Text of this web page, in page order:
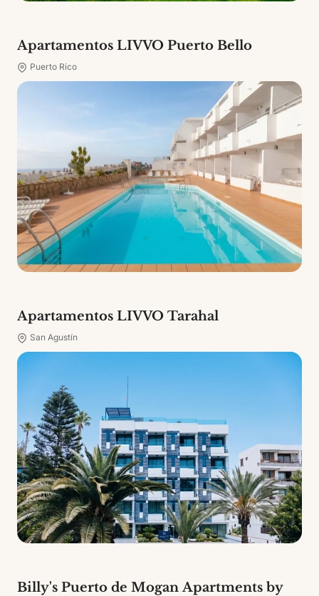
Apartamentos LIVVO Puerto Bello
Puerto Rico
Apartamentos LIVVO Tarahal
San Agustín
Billy's Puerto de Mogan Apartments by